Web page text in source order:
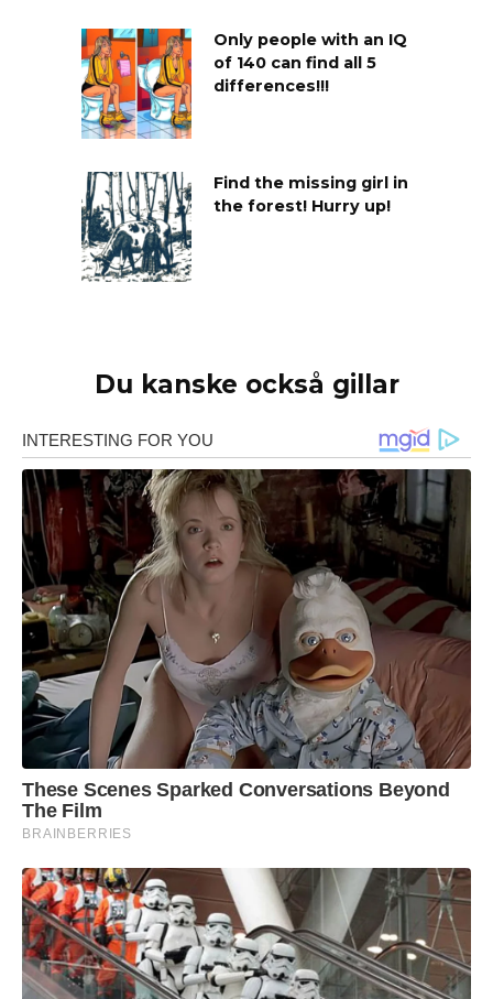
Only people with an IQ
of 140 can find all 5
differences!!!
Find the missing girl in
the forest! Hurry up!
Du kanske också gillar